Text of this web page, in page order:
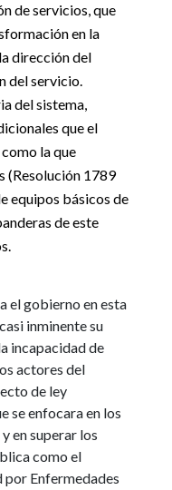
de servicios, que
en la
dirección del
del servicio.
del sistema,
que el
la que
(Resolución 1789
equipos básicos de
de este
el gobierno en esta
inminente su
incapacidad de
actores del
de ley
se enfocara en los
en superar los
como el
Enfermedades